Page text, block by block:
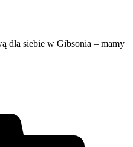
dla siebie w Gibsonia – mamy